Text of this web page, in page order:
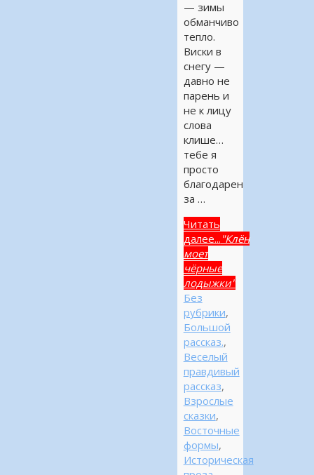
— зимы
обманчиво
тепло.
Виски в
снегу —
давно не
парень и
не к лицу
слова
клише…
тебе я
просто
благодарен
за …
Читать
далее... "Клён
моет
чёрные
лодыжки"
Без
рубрики,
Большой
рассказ.,
Веселый
правдивый
рассказ,
Взрослые
сказки,
Восточные
формы,
Историческая